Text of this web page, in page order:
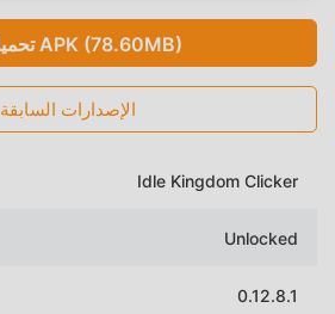
تحميل APK (78.60MB)
الإصدارات السابقة
Idle Kingdom Clicker
Unlocked
0.12.8.1